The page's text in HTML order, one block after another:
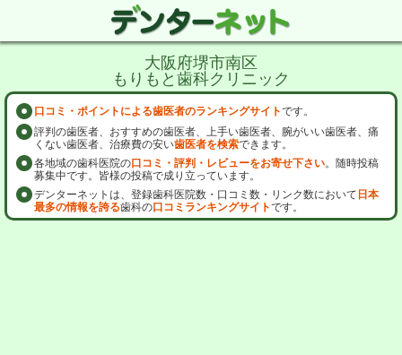
大阪府堺市南区
もりもと歯科クリニック
口コミ・ポイントによる歯医者のランキングサイトです。
評判の歯医者、おすすめの歯医者、上手い歯医者、腕がいい歯医者、痛
くない歯医者、治療費の安い歯医者を検索できます。
各地域の歯科医院の口コミ・評判・レビューをお寄せ下さい。随時投稿
募集中です。皆様の投稿で成り立っています。
デンターネットは、登録歯科医院数・口コミ数・リンク数において 日本
最多の情報を誇る歯科の口コミランキングサイトです。